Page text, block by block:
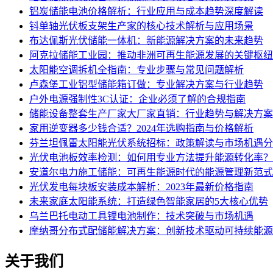
铝炭储能电池价格解析：行业应用与成本趋势深度解读
钭单轴光伏板支架生产家的核心技术解析与应用场景
布达佩斯光伏储能一体机：新能源解决方案的未来趋势
阿克拉储能工业园：推动非洲可再生能源发展的关键枢纽
太阳能空调拆机全指南：专业步骤与常见问题解析
卢森堡工业铝型储能箱订做：专业解决方案与行业趋势
户外电源强制性3C认证：企业必须了解的合规指南
储能设备整套生产厂家大厂家直销：行业趋势与解决方
家用逆变器多少钱合适？2024年选购指南与价格解析
芬兰坦佩雷太阳能光伏系统招标：政策解读与市场机遇
光伏电池板效率检测：如何用专业方法提升能源转化率？
安道尔电力施工储能：可再生能源时代的能源管理新范式
光伏发电每块板安装成本解析：2023年最新价格指南
未来家庭太阳能系统：打造绿色智能家居的5大核心优势
乌兰巴托电动工具锂电池制作：技术突破与市场机遇
摩纳哥分布式配储能解决方案：创新技术驱动可持续能
关于我们